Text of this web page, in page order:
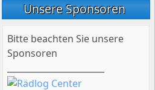
Unsere Sponsoren
Bitte beachten Sie unsere
Sponsoren